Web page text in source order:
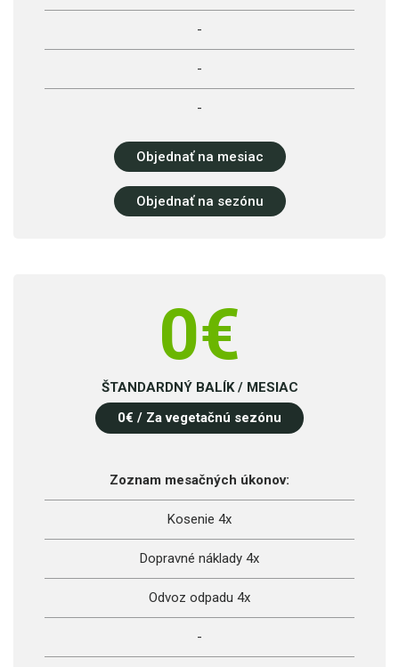
-
-
-
Objednať na mesiac
Objednať na sezónu
0€
ŠTANDARDNÝ BALÍK / MESIAC
0€ / Za vegetačnú sezónu
Zoznam mesačných úkonov:
Kosenie 4x
Dopravné náklady 4x
Odvoz odpadu 4x
-